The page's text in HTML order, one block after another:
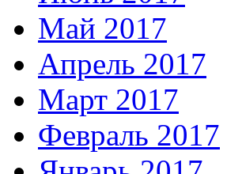
Май 2017
Апрель 2017
Март 2017
Февраль 2017